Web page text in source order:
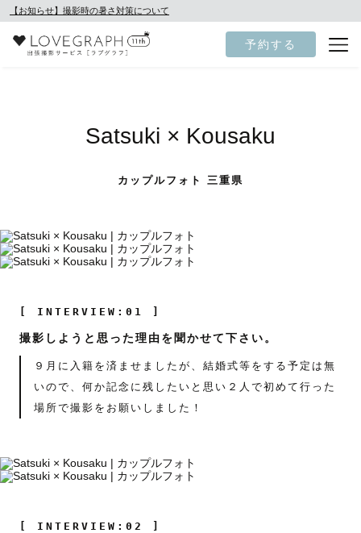
【お知らせ】撮影時の暑さ対策について
予約する
Satsuki × Kousaku
カップルフォト 三重県
[ INTERVIEW:01 ]
撮影しようと思った理由を聞かせて下さい。
９月に入籍を済ませましたが、結婚式等をする予定は無
いので、何か記念に残したいと思い２人で初めて行った
場所で撮影をお願いしました！
[ INTERVIEW:02 ]